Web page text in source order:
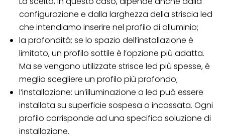
configurazione e dalla larghezza della striscia led
che intendiamo inserire nel profilo di alluminio;
la profondità: se lo spazio dell’installazione è
limitato, un profilo sottile è l’opzione più adatta.
Ma se vengono utilizzate strisce led più spesse, è
meglio scegliere un profilo più profondo;
l’installazione: un’illuminazione a led può essere
installata su superficie sospesa o incassata. Ogni
profilo corrisponde ad una specifica soluzione di
installazione.